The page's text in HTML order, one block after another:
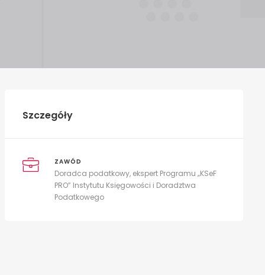
Szczegóły
ZAWÓD
Doradca podatkowy, ekspert Programu „KSeF
PRO” Instytutu Księgowości i Doradztwa
Podatkowego